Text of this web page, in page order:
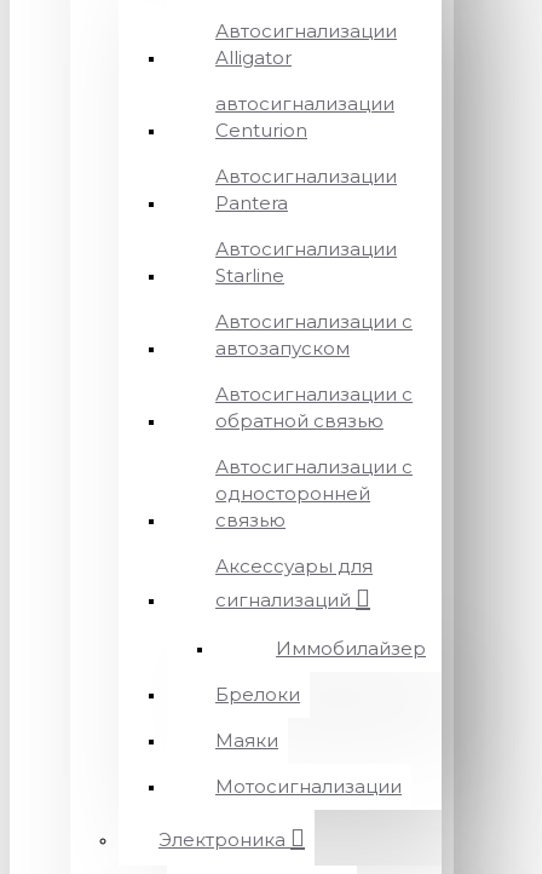
Автосигнализации
Alligator
автосигнализации
Centurion
Автосигнализации
Pantera
Автосигнализации
Starline
Автосигнализации с
автозапуском
Автосигнализации с
обратной связью
Автосигнализации с
односторонней
связью
Аксессуары для
сигнализаций
Иммобилайзер
Брелоки
Маяки
Мотосигнализации
Электроника